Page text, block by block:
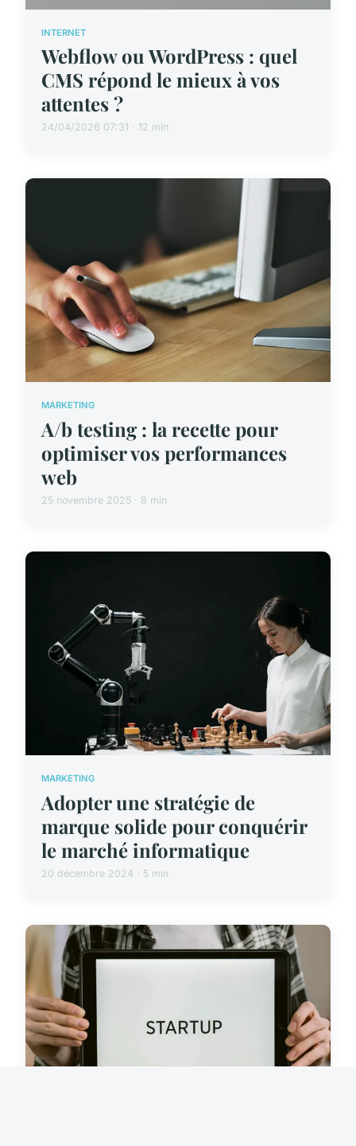
INTERNET
Webflow ou WordPress : quel
CMS répond le mieux à vos
attentes ?
24/04/2026 07:31 · 12 min
MARKETING
A/b testing : la recette pour
optimiser vos performances
web
25 novembre 2025 · 8 min
MARKETING
Adopter une stratégie de
marque solide pour conquérir
le marché informatique
20 décembre 2024 · 5 min